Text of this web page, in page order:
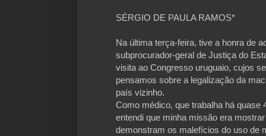
SÉRGIO DE PAULA RAMOS*
Na última terça-feira, tive a honra de
subprocurador-geral de Justiça do
visita ao Congresso uruguaio, cujos
pensamos sobre a legalização da
país vizinho.
Como médico, que trabalha há
entendi que minha missão era
demonstram os malefícios do uso de